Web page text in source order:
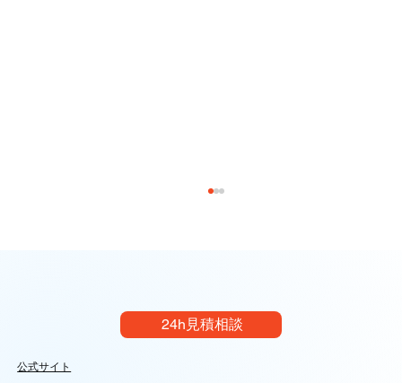
24h見積相談
公式サイト